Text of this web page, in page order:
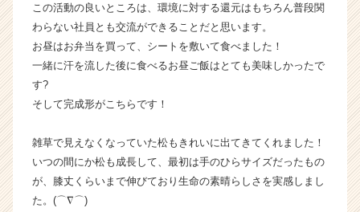
サ
イ
ト
チ
ャ
ア
（C
h
この活動の良いところは、環境に対する還元はもちろん普段関
わらない社員とも交流ができることだと思います。
お昼はお弁当を買って、シートを敷いて食べました！
一緒に汗を流した後に食べるお昼ご飯はとても美味しかったで
す?
そして完成形がこちらです！
雑草で見えなくなっていた松もきれいに出てきてくれました！
いつの間にか松も成長して、最初は手のひらサイズだったもの
が、膝丈くらいまで伸びており生命の素晴らしさを実感しまし
た。(⌒∇⌒)